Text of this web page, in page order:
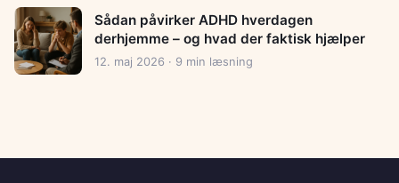
Sådan påvirker ADHD hverdagen
derhjemme – og hvad der faktisk hjælper
12. maj 2026 · 9 min læsning